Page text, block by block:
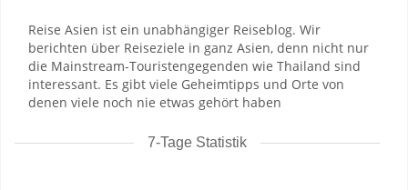
Reise Asien ist ein unabhängiger Reiseblog. Wir
berichten über Reiseziele in ganz Asien, denn nicht nur
die Mainstream-Touristengegenden wie Thailand sind
interessant. Es gibt viele Geheimtipps und Orte von
denen viele noch nie etwas gehört haben
7-Tage Statistik